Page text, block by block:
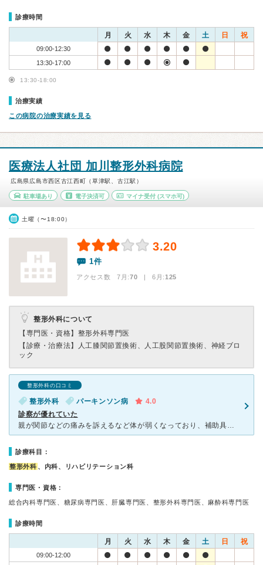
診療時間
月 火 水 木 金 土 日 祝
09:00-12:30
13:30-17:00
13:30-18:00
治療実績
この病院の治療実績を見る
医療法人社団 加川整形外科病院
広島県広島市西区古江西町（草津駅、古江駅）
駐車場あり 電子決済可 マイナ受付 (スマホ可)
土曜（〜18:00）
3.20
1件
アクセス数 7月:70 | 6月:125
整形外科について
【専門医・資格】 整形外科専門医
【診療・治療法】
人工膝関節置換術、人工股関節置換術、神経ブロ
ック
整形外科の口コミ
整形外科 パーキンソン病
4.0
診察が優れていた
親が関節などの痛みを訴えるなど体が弱くなっており、補助具がないと歩けない状態となってきたため、整形外科に連れていったが、どこも「年相応です。一人にしないよう気を付けてください」程度のことしか言わなかっ
診療科目：
整形外科 、内科、リハビリテーション科
専門医・資格：
総合内科専門医、糖尿病専門医、肝臓専門医、整形外科専門医、麻酔科専門医
診療時間
月 火 水 木 金 土 日 祝
09:00-12:00